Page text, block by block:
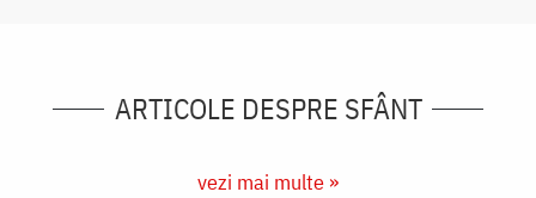
ARTICOLE DESPRE SFÂNT
vezi mai multe »